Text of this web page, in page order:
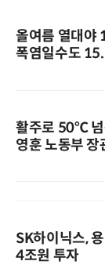
올여름 열대
폭염일수도
활주로 50℃
영훈 노동부 장
SK하이닉스,
4조원 투자